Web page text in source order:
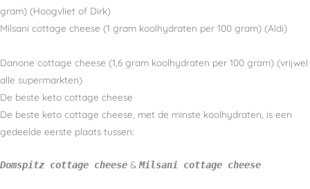
gram) (Hoogvliet of Dirk)
Milsani cottage cheese (1 gram koolhydraten per 100 gram) (Aldi)
Danone cottage cheese (1,6 gram koolhydraten per 100 gram) (vrijwel
alle supermarkten)
De beste keto cottage cheese
De beste keto cottage cheese, met de minste koolhydraten, is een
gedeelde eerste plaats tussen:
Domspitz cottage cheese &Milsani cottage cheese